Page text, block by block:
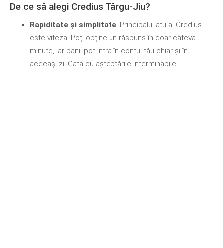
De ce să alegi Credius Târgu-Jiu?
Rapiditate și simplitate: Principalul atu al Credius
este viteza. Poți obține un răspuns în doar câteva
minute, iar banii pot intra în contul tău chiar și în
aceeași zi. Gata cu așteptările interminabile!